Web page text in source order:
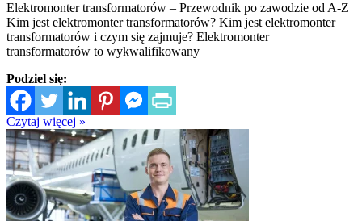
Elektromonter transformatorów – Przewodnik po zawodzie od A-Z
Kim jest elektromonter transformatorów? Kim jest elektromonter
transformatorów i czym się zajmuje? Elektromonter
transformatorów to wykwalifikowany
Podziel się:
Czytaj więcej »